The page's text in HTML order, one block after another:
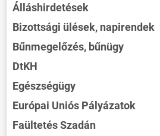
Álláshirdetések
Bizottsági ülések, napirendek
Bűnmegelőzés, bűnügy
DtKH
Egészségügy
Európai Uniós Pályázatok
Faültetés Szadán